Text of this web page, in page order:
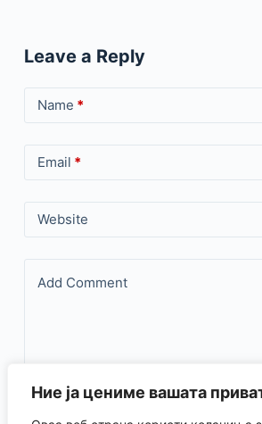
Ние ја цениме вашата
Leave a Reply
Name *
Email *
Website
Add Comment